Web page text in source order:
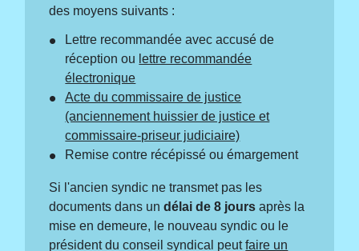
des moyens suivants :
Lettre recommandée avec accusé de
réception ou lettre recommandée
électronique
Acte du commissaire de justice
(anciennement huissier de justice et
commissaire-priseur judiciaire)
Remise contre récépissé ou émargement
Si l'ancien syndic ne transmet pas les
documents dans undélai de 8 jours après la
mise en demeure, le nouveau syndic ou le
président du conseil syndical peutfaire un